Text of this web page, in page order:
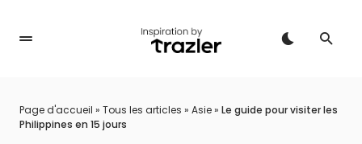
Page d'accueil » Tous les articles » Asie» Le guide pour visiter les
Philippines en 15 jours